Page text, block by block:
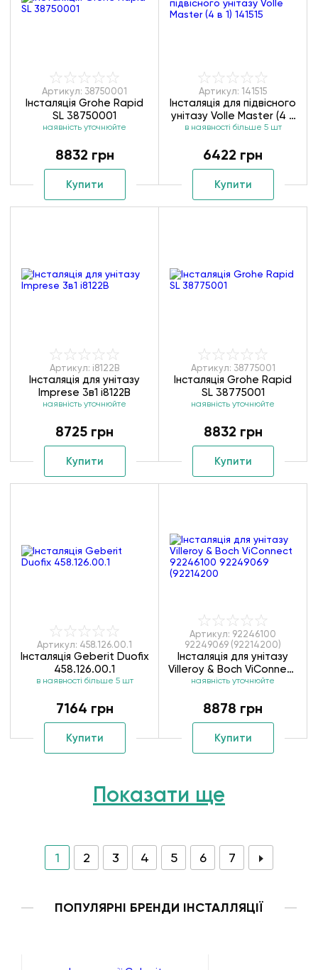
Артикул: 38750001
Інсталяція Grohe Rapid
SL 38750001
наявність уточнюйте
8832 грн
Купити
Артикул: 141515
Інсталяція для підвісного
унітазу Volle Master (4 в
1) 141515
в наявності більше 5 шт
6422 грн
Купити
Артикул: i8122B
Інсталяція для унітазу
Imprese 3в1 i8122B
наявність уточнюйте
8725 грн
Купити
Артикул: 38775001
Інсталяція Grohe Rapid
SL 38775001
наявність уточнюйте
8832 грн
Купити
Артикул: 458.126.00.1
Інсталяція Geberit Duofix
458.126.00.1
в наявності більше 5 шт
7164 грн
Купити
Артикул: 92246100
92249069 (92214200)
Інсталяція для унітазу
Villeroy & Boch ViConnect
92246100 92249069
наявність уточнюйте
8878 грн
Купити
Показати ще
1 2 3 4 5 6 7
ПОПУЛЯРНІ БРЕНДИ ІНСТАЛЛЯЦІЇ